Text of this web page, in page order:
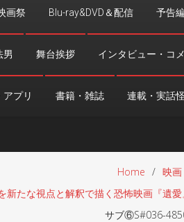
画祭 Blu-ray&DVD＆配信 予告
舞台挨拶 インタビュー・コ
アプリ 書籍・雑誌 連載・実話
Home
映画
たな視点と解釈で描く恐怖映画『
サブ⑥S#036-